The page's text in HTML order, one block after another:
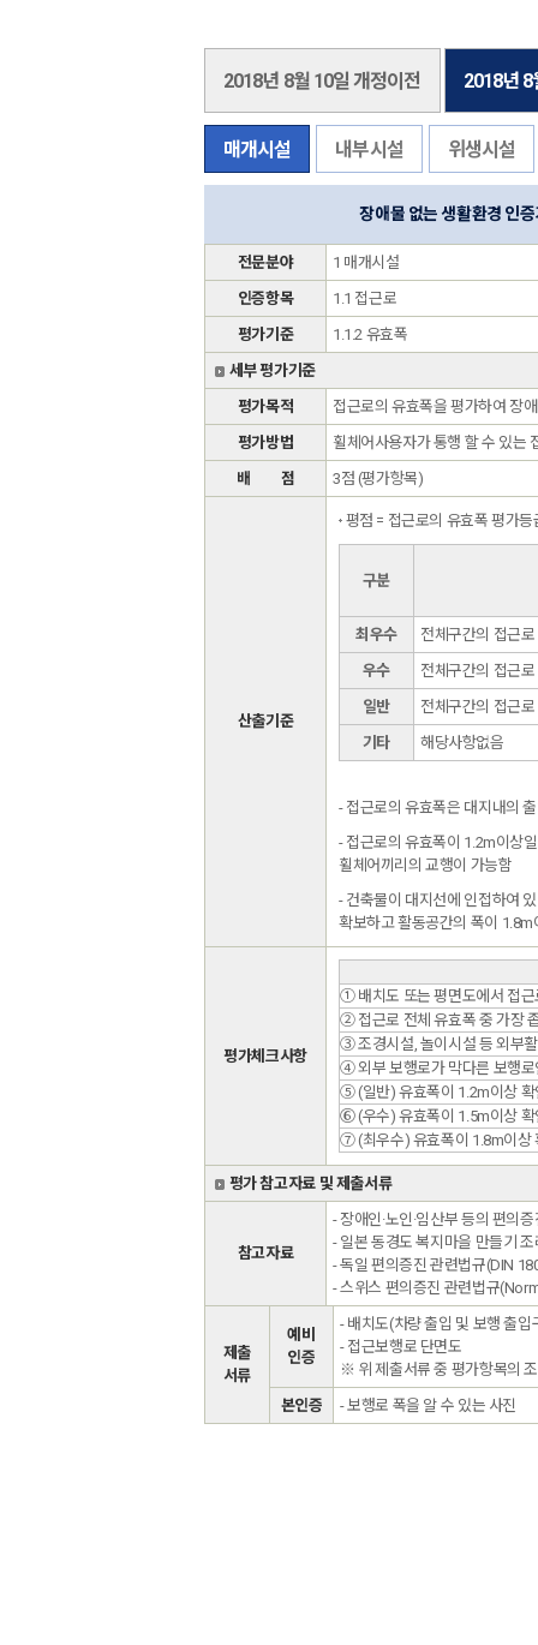
2018년 8월 10일 개정이전 2018년 8
매개시설 내부시설 위생시설
장애물 없는 생활환경 인
전문분야
1 매개시설
인증항목
1.1 접근로
평가기준
1.1.2 유효폭
세부 평가기준
평가목적
접근로의 유효폭을 평가하여 장
평가방법
휠체어사용자가 통행 할 수 있는
배 점
3점 (평가항목)
산출기준
평점 = 접근로의 유효폭 평가
구분
최우수
전체구간의 접근
우수
전체구간의 접근
일반
전체구간의 접근
기타
해당사항없음
- 접근로의 유효폭은 대지내의
- 접근로의 유효폭이 1.2m이상
휠체어끼리의 교행이 가능함
- 건축물이 대지선에 인접하여
확보하고 활동공간의 폭이
평가체크사항
① 배치도 또는 평면도에서 접근
② 접근로 전체 유효폭 중 가장
③ 조경시설, 놀이시설 등 외부
④ 외부 보행로가 막다른 보행
⑤ (일반) 유효폭이 1.2m이상 확
⑥ (우수) 유효폭이 1.5m이상 확
⑦ (최우수) 유효폭이 1.8m이상
평가 참고자료 및 제출서류
참고자료
- 장애인·노인·임산부 등의 편의
- 일본 동경도 복지마을 만들기 조
- 독일 편의증진 관련법규(DIN
- 스위스 편의증진 관련법규
제출
서류
예비
인증
- 배치도(차량 출입 및 보행 출입
- 접근보행로 단면도
※ 위 제출서류 중 평가항목의
본인증
- 보행로 폭을 알 수 있는 사진